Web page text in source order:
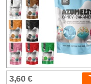
3,60 €